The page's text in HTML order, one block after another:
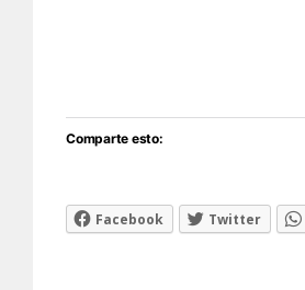
Comparte esto:
Facebook Twitter